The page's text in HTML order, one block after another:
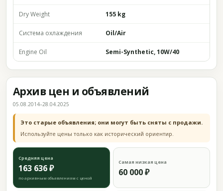
Dry Weight 155 kg
Система охлаждения Oil/Air
Engine Oil Semi-Synthetic, 10W/40
Архив цен и объявлений
05.08.2014–28.04.2025
Это старые объявления; они могут быть сняты с продажи.
Используйте цены только как исторический ориентир.
Средняя цена
163 636 ₽
по архивным объявлениям с ценой
Самая низкая цена
60 000 ₽